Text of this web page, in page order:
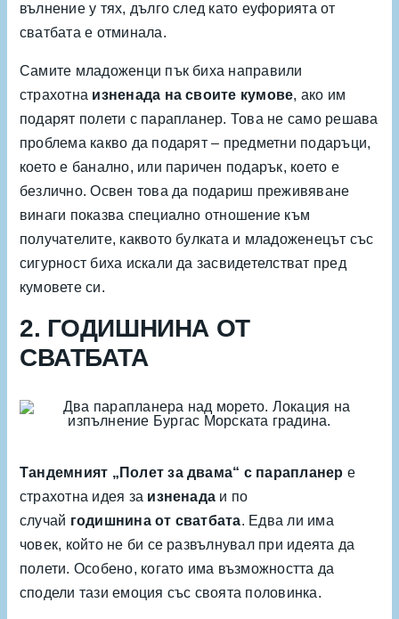
вълнение у тях, дълго след като еуфорията от
сватбата е отминала.
Самите младоженци пък биха направили
страхотна изненада на своите кумове, ако им
подарят полети с парапланер. Това не само решава
проблема какво да подарят – предметни подаръци,
което е банално, или паричен подарък, което е
безлично. Освен това да подариш преживяване
винаги показва специално отношение към
получателите, каквото булката и младоженецът със
сигурност биха искали да засвидетелстват пред
кумовете си.
2. ГОДИШНИНА ОТ
СВАТБАТА
Тандемният „Полет за двама“ с парапланер е
страхотна идея за изненада и по
случай годишнина от сватбата. Едва ли има
човек, който не би се развълнувал при идеята да
полети. Особено, когато има възможността да
сподели тази емоция със своята половинка.